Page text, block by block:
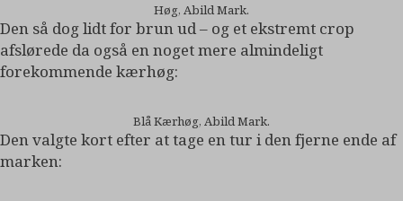
Høg, Abild Mark.
Den så dog lidt for brun ud – og et ekstremt crop
afslørede da også en noget mere almindeligt
forekommende kærhøg:
Blå Kærhøg, Abild Mark.
Den valgte kort efter at tage en tur i den fjerne ende af
marken: